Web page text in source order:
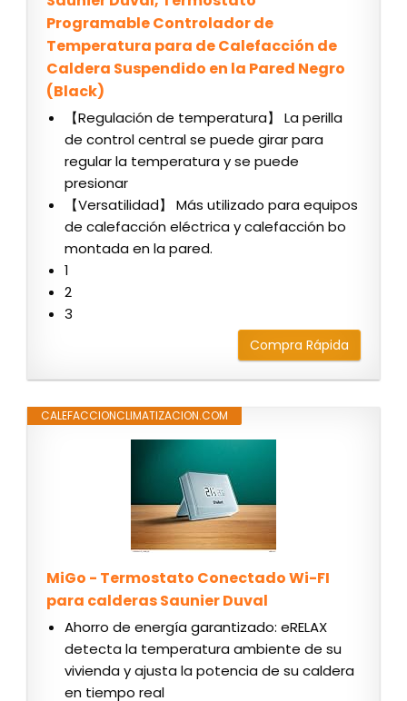
Programable Controlador de
Temperatura para de Calefacción de
Caldera Suspendido en la Pared Negro
(Black)
【Regulación de temperatura】 La perilla
de control central se puede girar para
regular la temperatura y se puede
presionar
【Versatilidad】 Más utilizado para equipos
de calefacción eléctrica y calefacción bo
montada en la pared.
1
2
3
Compra Rápida
CALEFACCIONCLIMATIZACION.COM
MiGo - Termostato Conectado Wi-FI
para calderas Saunier Duval
Ahorro de energía garantizado: eRELAX
detecta la temperatura ambiente de su
vivienda y ajusta la potencia de su caldera
en tiempo real